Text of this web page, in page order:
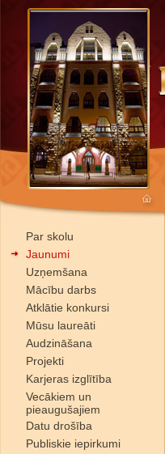
Par skolu
Jaunumi
Uzņemšana
Mācību darbs
Atklātie konkursi
Mūsu laureāti
Audzināšana
Projekti
Karjeras izglītība
Vecākiem un
pieaugušajiem
Datu drošība
Publiskie iepirkumi